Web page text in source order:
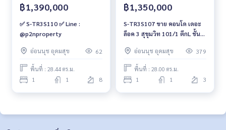
฿1,390,000
✅ S-TR3S110 ✅ Line :
@p2nproperty
อ่อนนุช อุดมสุข 62
พื้นที่ : 28.44 ตร.ม.
1 1 8
฿1,350,000
S-TR3S107 ขาย คอนโด เดอะ
ล็อค 3 สุขุมวิท 101/1 ตึกL ชั้น3
ล้าน 064-959-8900
อ่อนนุช อุดมสุข 379
พื้นที่ : 28.00 ตร.ม.
1 1 3